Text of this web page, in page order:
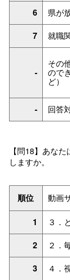
6
県が
7
就職
-
その
ので
ど）
- 回答
【問18】あな
しますか。
順位
動画
1
３．
2
２．
3
４．